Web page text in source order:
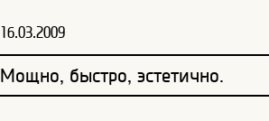
16.03.2009
Мощно, быстро, эстетично.